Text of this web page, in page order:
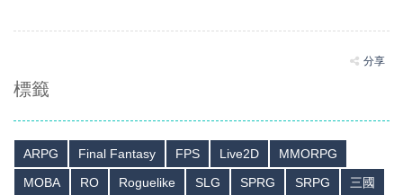
分享
標籤
ARPG Final Fantasy FPS Live2D
MMORPG
MOBA
RO Roguelike SLG SPRG SRPG
三國